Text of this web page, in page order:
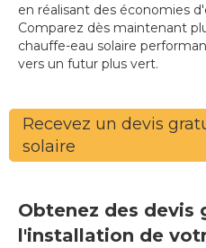
en réalisant des économies
Comparez dès maintenant
chauffe-eau solaire
vers un futur plus vert.
Recevez un devis
solaire
Obtenez des devis
l'installation de